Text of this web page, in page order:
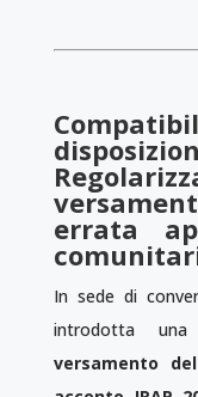
errata
In sede di
introdotta
versamento